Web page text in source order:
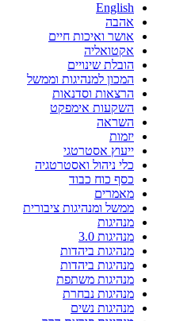
English
אהבה
אושר ואיכות חיים
אקטואליה
הובלת שינויים
המכון למנהיגות וממשל
הרצאות וסדנאות
השקעות אימפקט
השראה
יזמות
ייעוץ אסטרטגי
כלי ניהול ואסטרטגיה
כסף כוח כבוד
מאמרים
ממשל ומנהיגות ציבורית
מנהיגות
מנהיגות 3.0
מנהיגות ביהדות
מנהיגות ביהדות
מנהיגות משתפת
מנהיגות נבחרת
מנהיגות נשים